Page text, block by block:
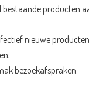
bestaande producten
nieuwe
bezoekafspraken.